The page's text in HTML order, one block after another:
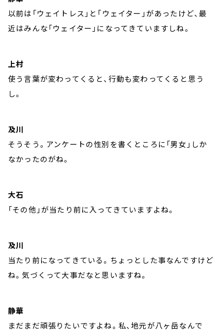
以前は「ウェイトレス」と「ウェイター」があったけど、最
近はみんな「ウェイター」になってきていますしね。
上村
使う言葉が変わってくると、行動も変わってくると思う
し。
及川
そうそう。アンケートの性別を書くところに「男女」しか
なかったのがね。
大石
「その他」が当たり前に入ってきていますよね。
及川
当たり前になってきている。ちょっとした事なんですけど
ね。気づくって大事だなと思いますね。
静華
まだまだ頑張りたいですよね。私、地元が八ヶ岳なんで